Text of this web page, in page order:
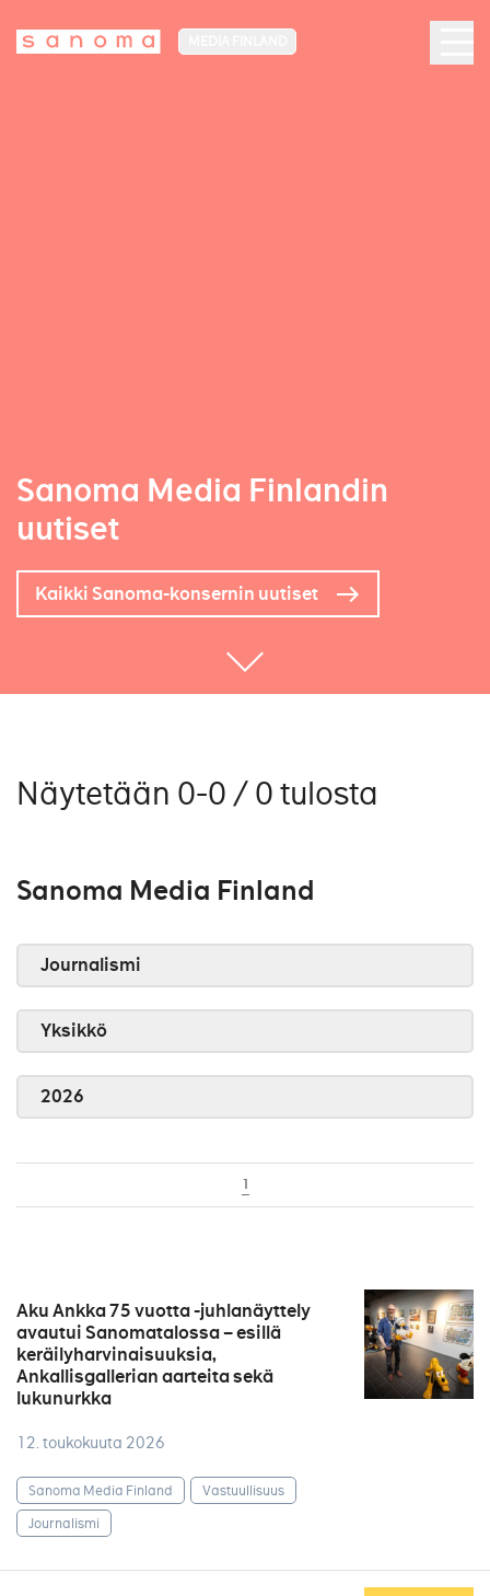
Sanoma Media Finlandin
uutiset
Kaikki Sanoma-konsernin uutiset
Näytetään 0-0 / 0 tulosta
Sanoma Media Finland
Journalismi
Yksikkö
2026
1
Aku Ankka 75 vuotta -juhlanäyttely
avautui Sanomatalossa – esillä
keräilyharvinaisuuksia,
Ankallisgallerian aarteita sekä
lukunurkka
12. toukokuuta 2026
Sanoma Media Finland
Vastuullisuus
Journalismi